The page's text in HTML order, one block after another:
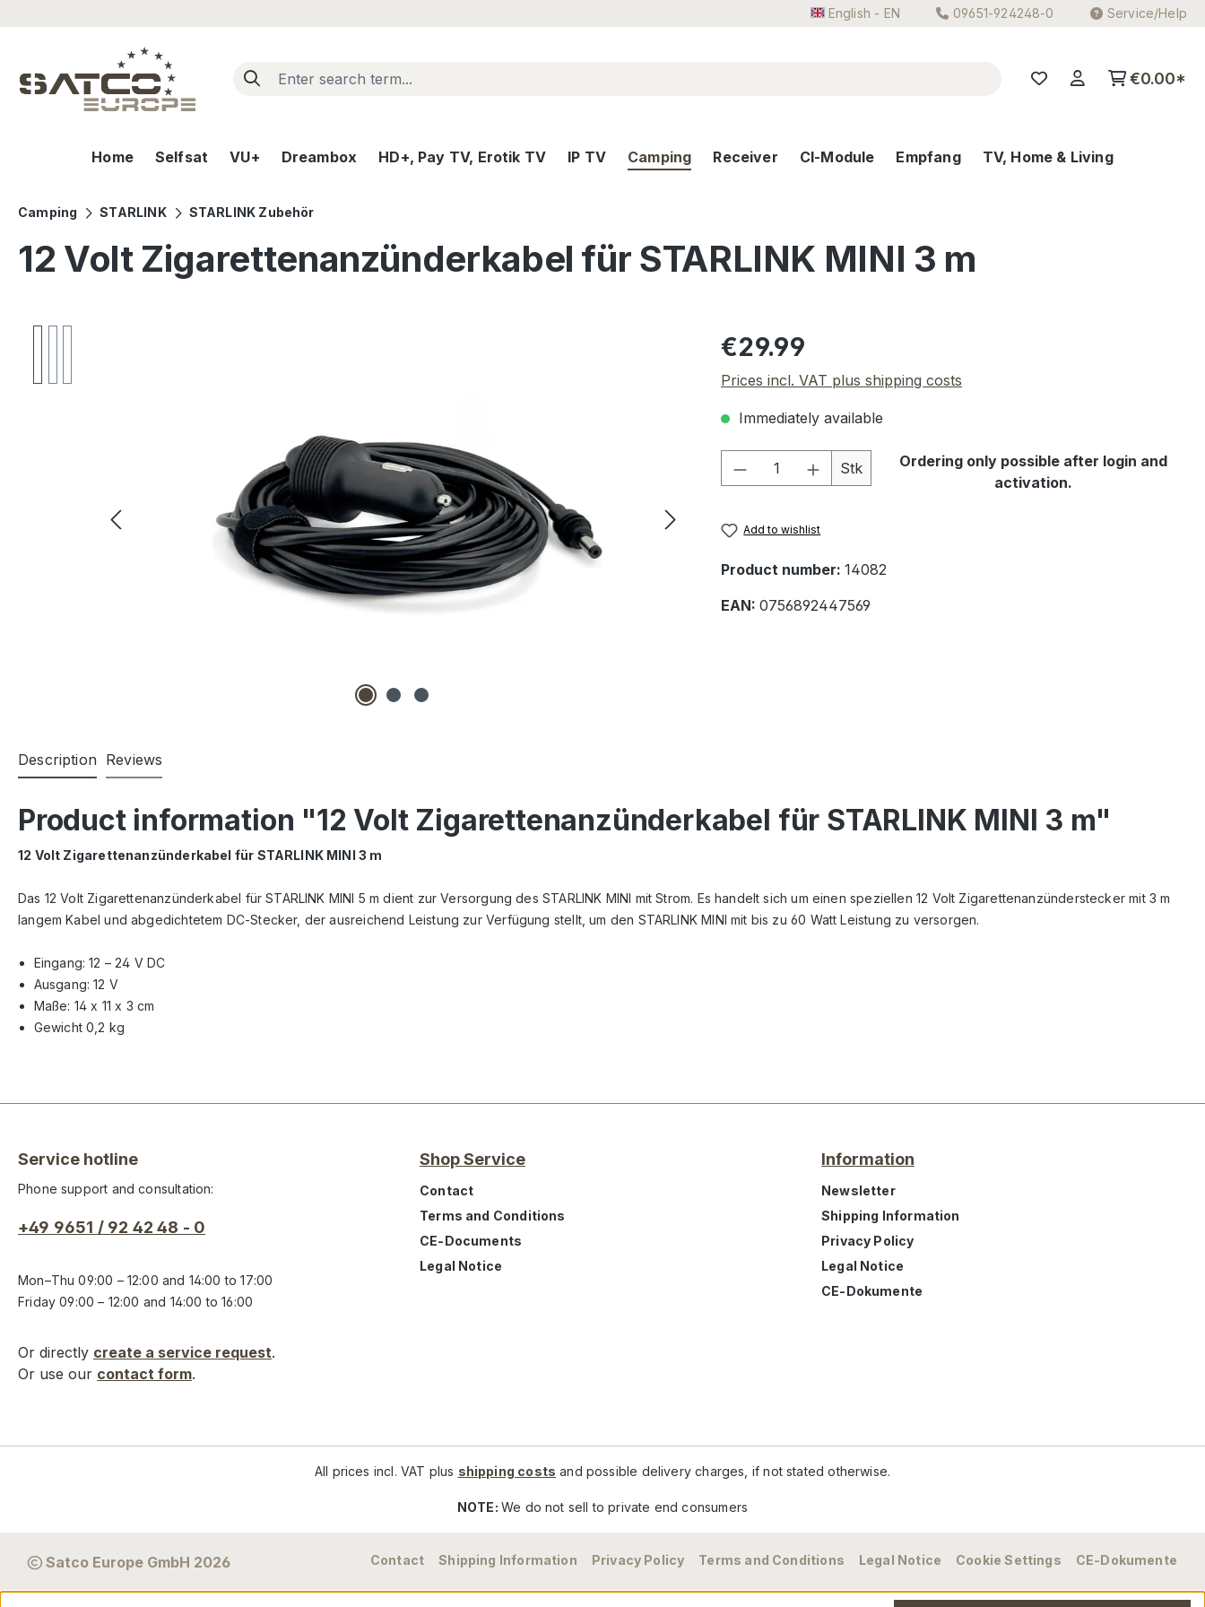
English - EN 09651-924248-0 Service/Help
€0.00*
Home Selfsat VU+ Dreambox HD+, Pay TV, Erotik TV IP TV Camping Receiver CI-Module Empfang TV, Home & Living
Camping STARLINK STARLINK Zubehör
12 Volt Zigarettenanzünderkabel für STARLINK MINI 3 m
Regular price:
€29.99
Prices incl. VAT plus shipping costs
Immediately available
Product Quantity: Enter the desired amount
Stk
Ordering only possible after login and
activation.
Add to wishlist
Product number: 14082
EAN: 0756892447569
Description Reviews
Product information "12 Volt Zigarettenanzünderkabel für STARLINK MINI 3 m"
12 Volt Zigarettenanzünderkabel für STARLINK MINI 3 m
Das 12 Volt Zigarettenanzünderkabel für STARLINK MINI 5 m dient zur Versorgung des STARLINK MINI mit Strom. Es handelt sich um einen speziellen 12 Volt Zigarettenanzünderstecker mit 3 m
langem Kabel und abgedichtetem DC-Stecker, der ausreichend Leistung zur Verfügung stellt, um den STARLINK MINI mit bis zu 60 Watt Leistung zu versorgen.
Eingang: 12 – 24 V DC
Ausgang: 12 V
Maße: 14 x 11 x 3 cm
Gewicht 0,2 kg
Service hotline
Phone support and consultation:
+49 9651 / 92 42 48 - 0
Mon–Thu 09:00 – 12:00 and 14:00 to 17:00
Friday 09:00 – 12:00 and 14:00 to 16:00
Or directly create a service request.
Or use our contact form.
Shop Service
Contact
Terms and Conditions
CE-Documents
Legal Notice
Information
Newsletter
Shipping Information
Privacy Policy
Legal Notice
CE-Dokumente
All prices incl. VAT plus shipping costs and possible delivery charges, if not stated otherwise.
NOTE:We do not sell to private end consumers
Satco Europe GmbH 2026 Contact Shipping Information Privacy Policy Terms and Conditions Legal Notice Cookie Settings CE-Dokumente